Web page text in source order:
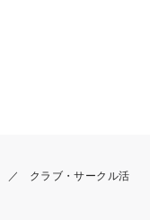
クラブ・サークル活